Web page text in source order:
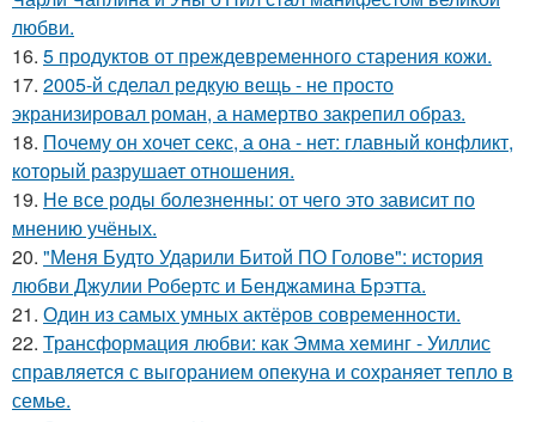
любви.
16. 5 продуктов от преждевременного старения кожи.
17. 2005-й сделал редкую вещь - не просто
экранизировал роман, а намертво закрепил образ.
18. Почему он хочет секс, а она - нет: главный конфликт,
который разрушает отношения.
19. Не все роды болезненны: от чего это зависит по
мнению учёных.
20. "Меня Будто Ударили Битой ПО Голове": история
любви Джулии Робертс и Бенджамина Брэтта.
21. Один из самых умных актёров современности.
22. Трансформация любви: как Эмма хеминг - Уиллис
справляется с выгоранием опекуна и сохраняет тепло в
семье.